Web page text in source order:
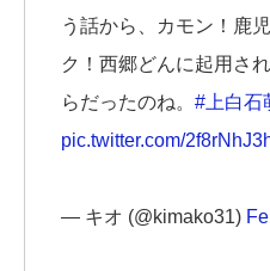
う話から、カモン！鹿
ク！西郷どんに起用さ
らだったのね。 #上白石
pic.twitter.com/
— キオ (@kimako31)